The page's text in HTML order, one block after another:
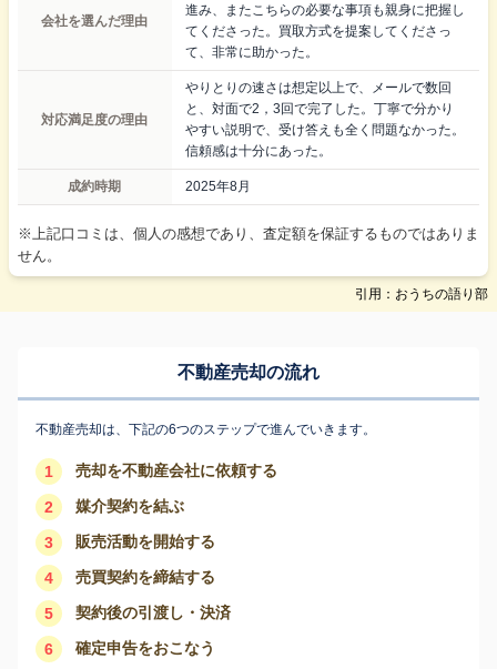
会社を選んだ理由
進み、またこちらの必要な事項も親身に把握し
てくださった。買取方式を提案してくださっ
て、非常に助かった。
対応満足度の理由
やりとりの速さは想定以上で、メールで数回
と、対面で2，3回で完了した。丁寧で分かり
やすい説明で、受け答えも全く問題なかった。
信頼感は十分にあった。
成約時期 2025年8月
※上記口コミは、個人の感想であり、査定額を保証するものではありま
せん。
引用：おうちの語り部
不動産売却の流れ
不動産売却は、下記の6つのステップで進んでいきます。
1 売却を不動産会社に依頼する
2 媒介契約を結ぶ
3 販売活動を開始する
4 売買契約を締結する
5 契約後の引渡し・決済
6 確定申告をおこなう